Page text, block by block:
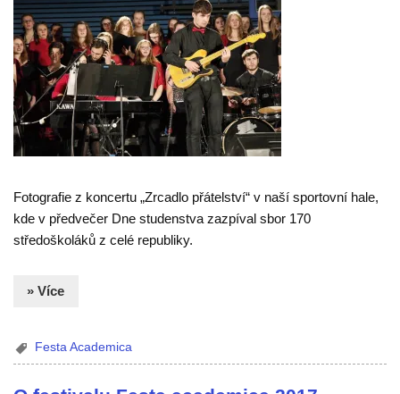
Fotografie z koncertu „Zrcadlo přátelství“ v naší sportovní hale,
kde v předvečer Dne studenstva zazpíval sbor 170
středoškoláků z celé republiky.
» Více
Festa Academica